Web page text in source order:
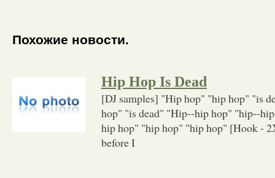
Похожие новости.
Hip Hop Is Dead
[DJ samples] "Hip hop" "hip hop" "is
hop" "is dead" "Hip--hip hop" "hip--
hip hop" "hip hop" "hip hop" [Hook -
before I